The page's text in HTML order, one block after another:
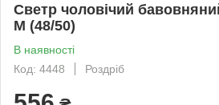
Светр чоловічий
М (48/50)
В наявності
Код: 4448
Роздріб